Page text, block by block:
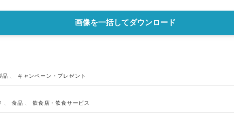
画像を一括してダウンロード
品 キャンペーン・プレゼント
、食品 、飲食店・飲食サービス